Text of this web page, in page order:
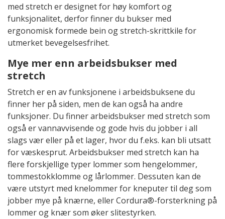
med stretch er designet for høy komfort og
funksjonalitet, derfor finner du bukser med
ergonomisk formede bein og stretch-skrittkile for
utmerket bevegelsesfrihet.
Mye mer enn arbeidsbukser med
stretch
Stretch er en av funksjonene i arbeidsbuksene du
finner her på siden, men de kan også ha andre
funksjoner. Du finner arbeidsbukser med stretch som
også er vannavvisende og gode hvis du jobber i all
slags vær eller på et lager, hvor du f.eks. kan bli utsatt
for væskesprut. Arbeidsbukser med stretch kan ha
flere forskjellige typer lommer som hengelommer,
tommestokklomme og lårlommer. Dessuten kan de
være utstyrt med knelommer for kneputer til deg som
jobber mye på knærne, eller Cordura®-forsterkning på
lommer og knær som øker slitestyrken.